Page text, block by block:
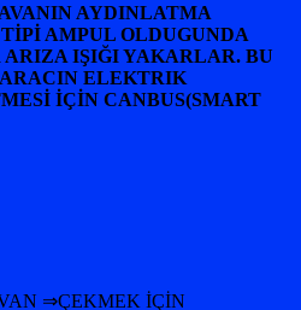
AYDINLATMA
AMPUL OLDUGUNDA
IŞIĞI YAKARLAR. BU
ELEKTRIK
İÇİN CANBUS(SMART
⇒ÇEKMEK İÇİN